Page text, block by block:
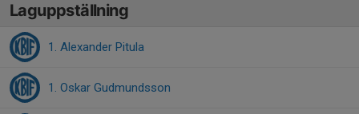
Laguppställning
1. Alexander Pitula
1. Oskar Gudmundsson